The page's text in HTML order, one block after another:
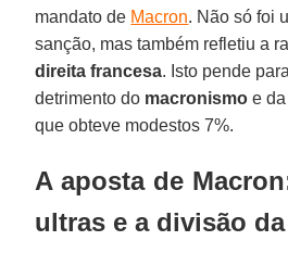
mandato de Macron. Não só foi
sanção, mas também refletiu a
direita francesa. Isto pende
detrimento do macronismo e
que obteve modestos 7%.
A aposta de
ultras e a divisão